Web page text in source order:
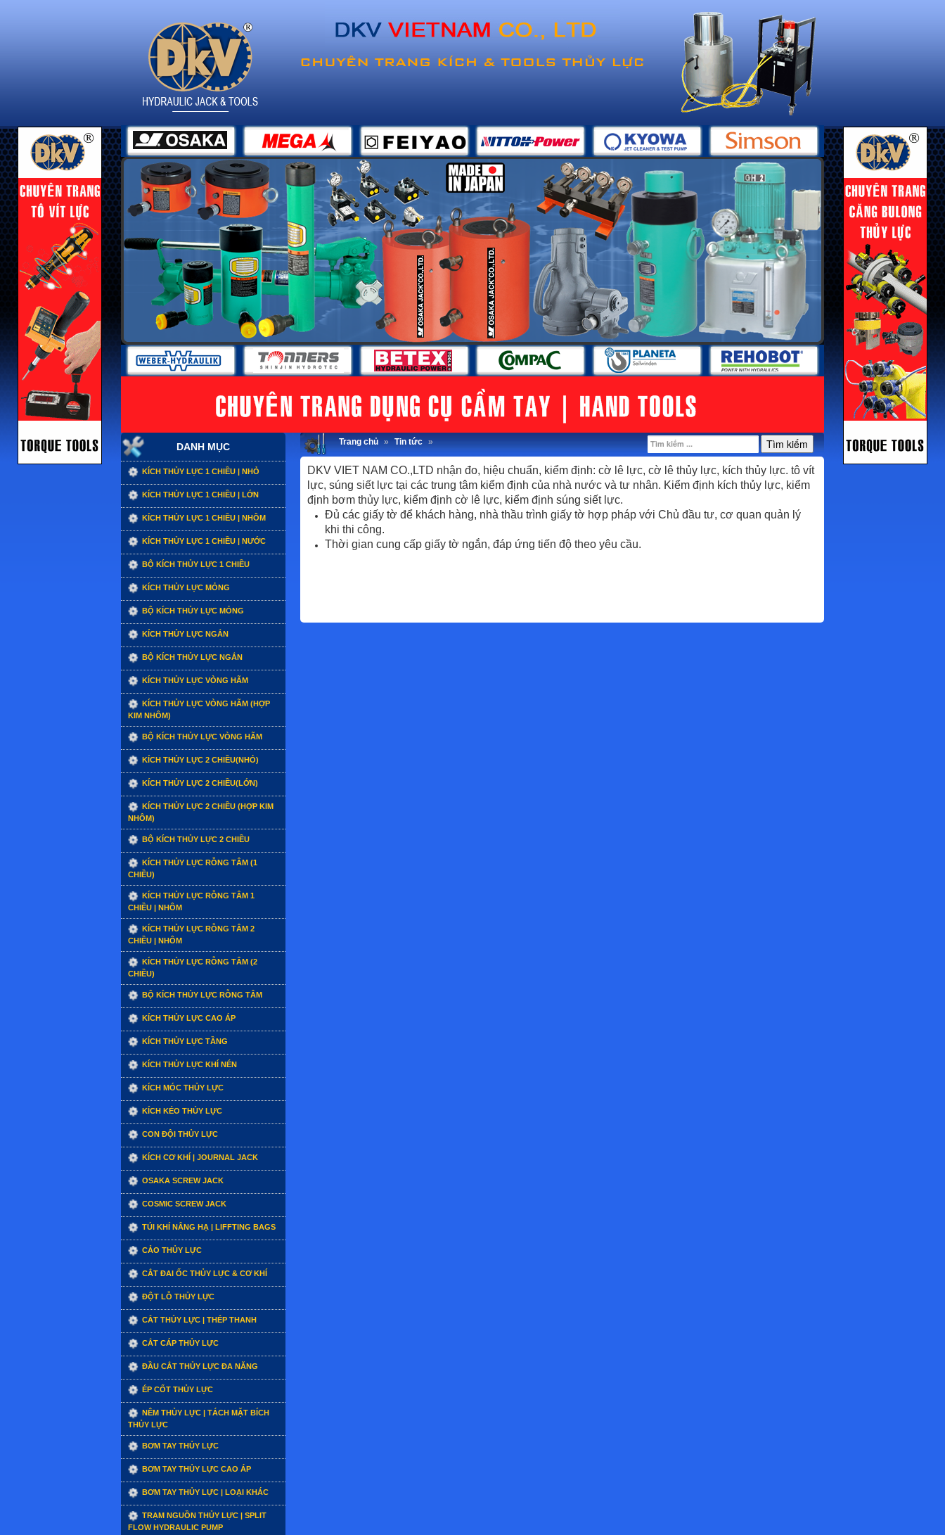
DANH MỤC
KÍCH THỦY LỰC 1 CHIỀU | NHỎ
KÍCH THỦY LỰC 1 CHIỀU | LỚN
KÍCH THỦY LỰC 1 CHIỀU | NHÔM
KÍCH THỦY LỰC 1 CHIỀU | NƯỚC
BỘ KÍCH THỦY LỰC 1 CHIỀU
KÍCH THỦY LỰC MỎNG
BỘ KÍCH THỦY LỰC MỎNG
KÍCH THỦY LỰC NGẮN
BỘ KÍCH THỦY LỰC NGẮN
KÍCH THỦY LỰC VÒNG HÃM
KÍCH THỦY LỰC VÒNG HÃM (HỢP
KIM NHÔM)
BỘ KÍCH THỦY LỰC VÒNG HÃM
KÍCH THỦY LỰC 2 CHIỀU(NHỎ)
KÍCH THỦY LỰC 2 CHIỀU(LỚN)
KÍCH THỦY LỰC 2 CHIỀU (HỢP KIM
NHÔM)
BỘ KÍCH THỦY LỰC 2 CHIỀU
KÍCH THỦY LỰC RỖNG TÂM (1
CHIỀU)
KÍCH THỦY LỰC RỖNG TÂM 1
CHIỀU | NHÔM
KÍCH THỦY LỰC RỖNG TÂM 2
CHIỀU | NHÔM
KÍCH THỦY LỰC RỖNG TÂM (2
CHIỀU)
BỘ KÍCH THỦY LỰC RỖNG TÂM
KÍCH THỦY LỰC CAO ÁP
KÍCH THỦY LỰC TẦNG
KÍCH THỦY LỰC KHÍ NÉN
KÍCH MÓC THỦY LỰC
KÍCH KÉO THỦY LỰC
CON ĐỘI THỦY LỰC
KÍCH CƠ KHÍ | JOURNAL JACK
OSAKA SCREW JACK
COSMIC SCREW JACK
TÚI KHÍ NÂNG HẠ | LIFFTING BAGS
CẢO THỦY LỰC
CẮT ĐAI ỐC THỦY LỰC & CƠ KHÍ
ĐỘT LỖ THỦY LỰC
CẮT THỦY LỰC | THÉP THANH
CẮT CÁP THỦY LỰC
ĐẦU CẮT THỦY LỰC ĐA NĂNG
ÉP CỐT THỦY LỰC
NÊM THỦY LỰC | TÁCH MẶT BÍCH
THỦY LỰC
BƠM TAY THỦY LỰC
BƠM TAY THỦY LỰC CAO ÁP
BƠM TAY THỦY LỰC | LOẠI KHÁC
TRẠM NGUỒN THỦY LỰC | SPLIT
FLOW HYDRAULIC PUMP
Trang chủ » Tin tức » Tìm kiếm
DKV VIET NAM CO.,LTD nhận đo, hiệu chuẩn, kiểm định: cờ lê lực, cờ lê thủy lực, kích thủy lực. tô vít
lực, súng siết lực tại các trung tâm kiểm định của nhà nước và tư nhân. Kiểm định kích thủy lực, kiểm
định bơm thủy lực, kiểm định cờ lê lực, kiểm định súng siết lực.
Đủ các giấy tờ để khách hàng, nhà thầu trình giấy tờ hợp pháp với Chủ đầu tư, cơ quan quản lý
khi thi công.
Thời gian cung cấp giấy tờ ngắn, đáp ứng tiến độ theo yêu cầu.